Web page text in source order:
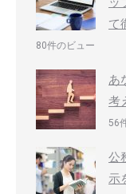
て
80件のビュー
あ
考
56
公
示